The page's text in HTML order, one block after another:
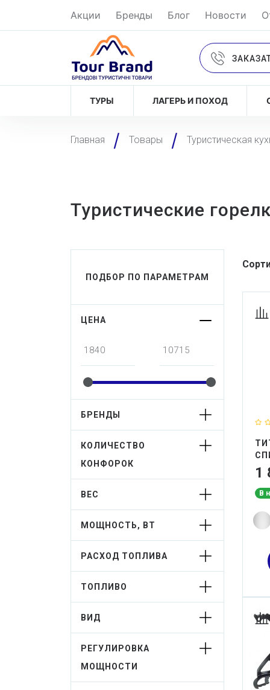
Акции Бренды Блог Новости
ТУРЫ ЛАГЕРЬ И ПОХОД
Главная Товары Туристическая
Туристические
ПОДБОР ПО ПАРАМЕТРАМ
ЦЕНА
БРЕНДЫ
КОЛИЧЕСТВО
КОНФОРОК
ВЕС
МОЩНОСТЬ, ВТ
РАСХОД ТОПЛИВА
ТОПЛИВО
ВИД
РЕГУЛИРОВКА
МОЩНОСТИ
1
В